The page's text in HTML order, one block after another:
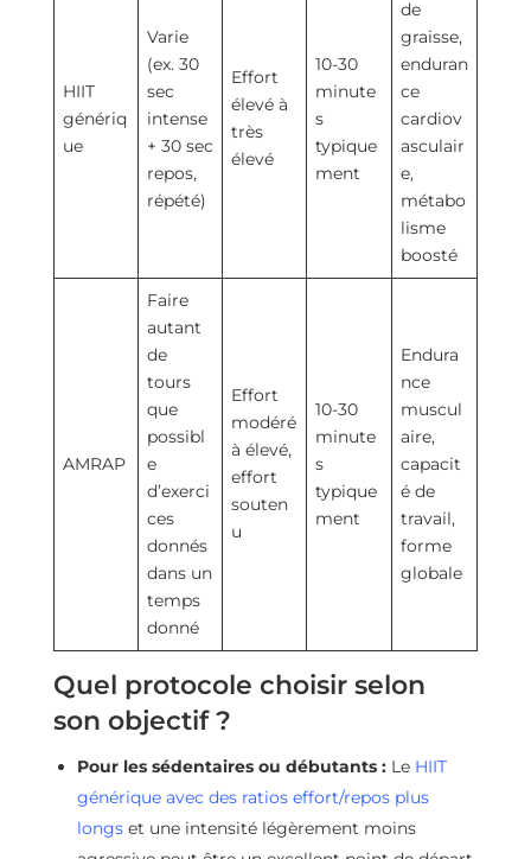
HIIT
génériq
ue
Varie
(ex. 30
sec
intense
+ 30 sec
repos,
répété)
Effort
élevé à
très
élevé
10-30
minute
s
typique
ment
de
graisse,
enduran
ce
cardiov
asculair
e,
métabo
lisme
boosté
AMRAP
Faire
autant
de
tours
que
possibl
e
d’exerci
ces
donnés
dans un
temps
donné
Effort
modéré
à élevé,
effort
souten
u
10-30
minute
s
typique
ment
Endura
nce
muscul
aire,
capacit
é de
travail,
forme
globale
Quel protocole choisir selon
son objectif ?
Pour les sédentaires ou débutants :Le HIIT
générique avec des ratios effort/repos plus
longset une intensité légèrement moins